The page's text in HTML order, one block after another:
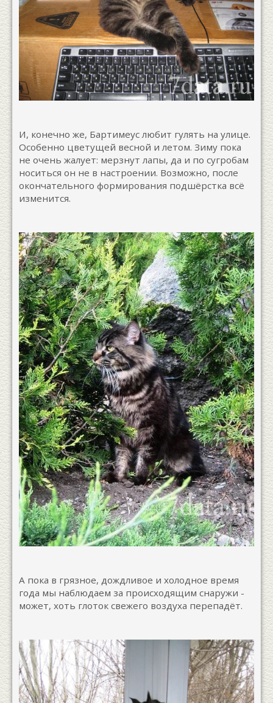
И, конечно же, Бартимеус любит гулять на улице.
Особенно цветущей весной и летом. Зиму пока
не очень жалует: мерзнут лапы, да и по сугробам
носиться он не в настроении. Возможно, после
окончательного формирования подшёрстка всё
изменится.
А пока в грязное, дождливое и холодное время
года мы наблюдаем за происходящим снаружи -
может, хоть глоток свежего воздуха перепадёт.